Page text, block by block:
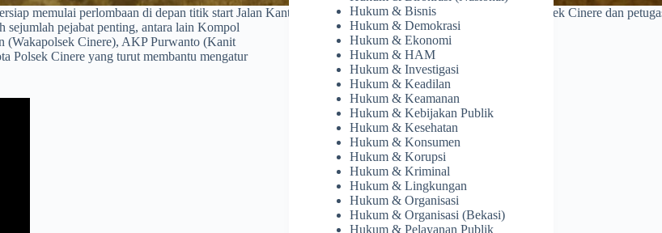
memulai perlombaan di depan titik start Jalan Kantor Kecamatan Limo, didampingi oleh personel Polsek Cinere dan
pejabat penting, antara lain Kompol
(Wakapolsek Cinere), AKP Purwanto (Kanit
Polsek Cinere yang turut membantu mengatur
Hukum & Bisnis
Hukum & Demokrasi
Hukum & Ekonomi
Hukum & HAM
Hukum & Investigasi
Hukum & Keadilan
Hukum & Keamanan
Hukum & Kebijakan Publik
Hukum & Kesehatan
Hukum & Konsumen
Hukum & Korupsi
Hukum & Kriminal
Hukum & Lingkungan
Hukum & Organisasi
Hukum & Organisasi (Bekasi)
Hukum & Pelayanan Publik